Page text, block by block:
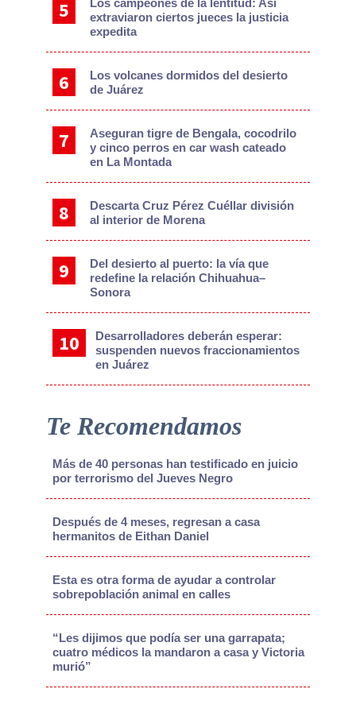
Los campeones de la lentitud: Así
extraviaron ciertos jueces la justicia
expedita
Los volcanes dormidos del desierto
de Juárez
Aseguran tigre de Bengala, cocodrilo
y cinco perros en car wash cateado
en La Montada
Descarta Cruz Pérez Cuéllar división
al interior de Morena
Del desierto al puerto: la vía que
redefine la relación Chihuahua–
Sonora
Desarrolladores deberán esperar:
suspenden nuevos fraccionamientos
en Juárez
Te Recomendamos
Más de 40 personas han testificado en juicio
por terrorismo del Jueves Negro
Después de 4 meses, regresan a casa
hermanitos de Eithan Daniel
Esta es otra forma de ayudar a controlar
sobrepoblación animal en calles
“Les dijimos que podía ser una garrapata;
cuatro médicos la mandaron a casa y Victoria
murió”